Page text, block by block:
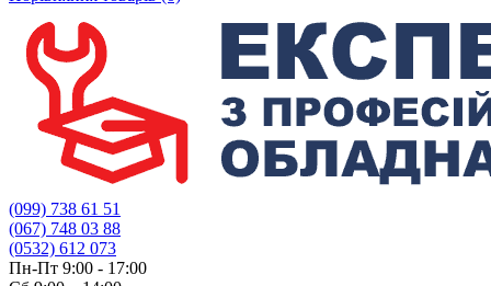
(099) 738 61 51
(067) 748 03 88
(0532) 612 073
Пн-Пт 9:00 - 17:00